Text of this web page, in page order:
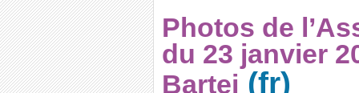
Photos de
du 23 janvier
Bartei